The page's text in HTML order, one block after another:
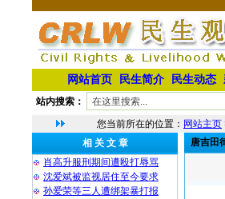
网站首页 民生简介 民生动态
站内搜索：
您当前所在的位置： 网站主页
相 关 文 章
肖高升服刑期间遭殴打辱骂
沈爱斌被监视居住至今要求
孙爱荣等三人遭绑架暴打报
唐吉田